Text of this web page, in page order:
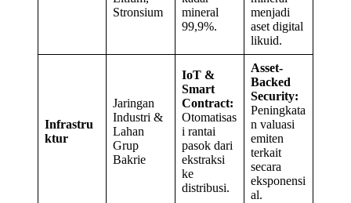
Stronsium
mineral
99,9%.
menjadi
aset digital
likuid.
Infrastru
ktur
Jaringan
Industri &
Lahan
Grup
Bakrie
IoT &
Smart
Contract:
Otomatisas
i rantai
pasok dari
ekstraksi
ke
distribusi.
Asset-
Backed
Security:
Peningkata
n valuasi
emiten
terkait
secara
eksponensi
al.